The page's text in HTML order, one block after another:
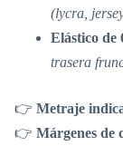
(lycra,
Elástico de
trasera
👉 Metraje
👉 Márgenes de